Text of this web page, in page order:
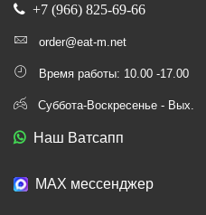
+7 (966) 825-69-66
order@eat-m.net
Время работы: 10.00 -17.00
Суббота-Воскресенье - Вых.
Наш Ватсапп
МАХ мессенджер